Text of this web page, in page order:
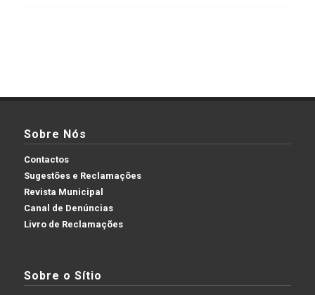
Sobre Nós
Contactos
Sugestões e Reclamações
Revista Municipal
Canal de Denúncias
Livro de Reclamações
Sobre o Sítio